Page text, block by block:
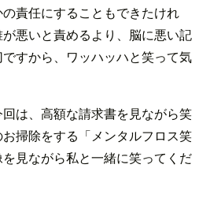
責任にすることもできたけれ
悪いと責めるより、脳に悪い記
すから、ワッハッハと笑って気
は、高額な請求書を見ながら笑
掃除をする「メンタルフロス笑
見ながら私と一緒に笑ってくだ